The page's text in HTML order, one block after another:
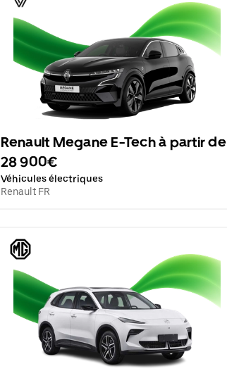
Renault Megane E-Tech à partir de
28 900€
Véhicules électriques
Renault FR